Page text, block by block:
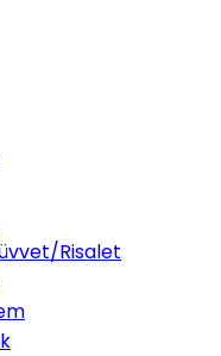
Risalet